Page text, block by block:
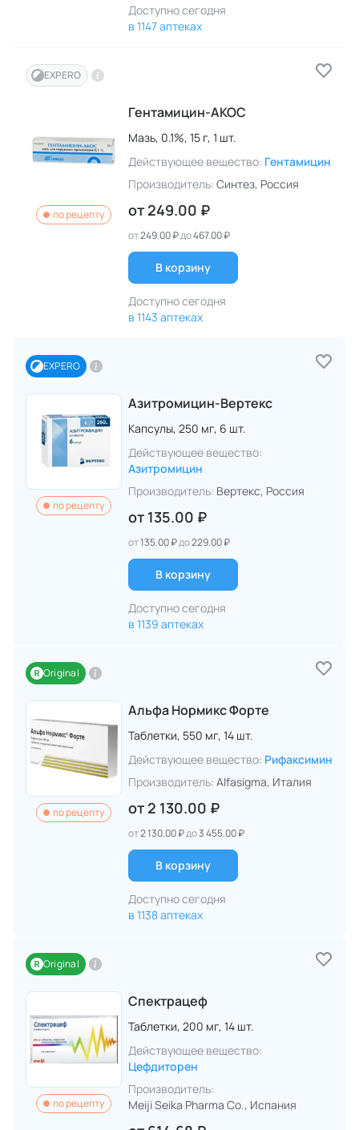
Доступно сегодня
в 1147 аптеках
EXPERO
по рецепту
Гентамицин-АКОС
Мазь, 0.1%, 15 г, 1 шт.
Действующее вещество: Гентамицин
Производитель: Синтез, Россия
от 249.00 ₽
от249.00 ₽до467.00 ₽
В корзину
Доступно сегодня
в 1143 аптеках
EXPERO
по рецепту
Азитромицин-Вертекс
Капсулы, 250 мг, 6 шт.
Действующее вещество:
Азитромицин
Производитель: Вертекс, Россия
от 135.00 ₽
от135.00 ₽до229.00 ₽
В корзину
Доступно сегодня
в 1139 аптеках
Original
по рецепту
Альфа Нормикс Форте
Таблетки, 550 мг, 14 шт.
Действующее вещество: Рифаксимин
Производитель: Alfasigma, Италия
от 2 130.00 ₽
от2 130.00 ₽до3 455.00 ₽
В корзину
Доступно сегодня
в 1138 аптеках
Original
по рецепту
Спектрацеф
Таблетки, 200 мг, 14 шт.
Действующее вещество:
Цефдиторен
Производитель:
Meiji Seika Pharma Co., Испания